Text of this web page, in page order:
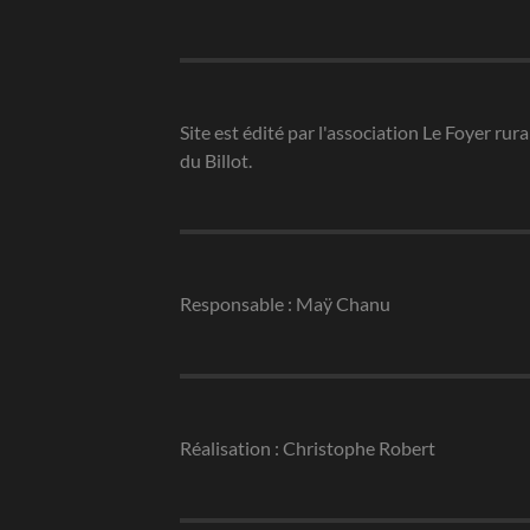
Site est édité par l'association Le Foyer
du Billot.
Responsable : Maÿ Chanu
Réalisation : Christophe Robert